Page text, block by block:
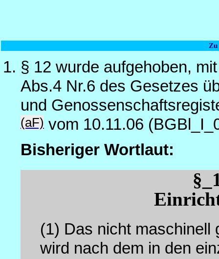
Zu
§ 12 wurde aufgehoben,
Abs.4 Nr.6 des Gesetzes
und
(aF) vom 10.11.06
Bisheriger Wortlaut:
(1) Das nicht maschinell
wird nach dem in den